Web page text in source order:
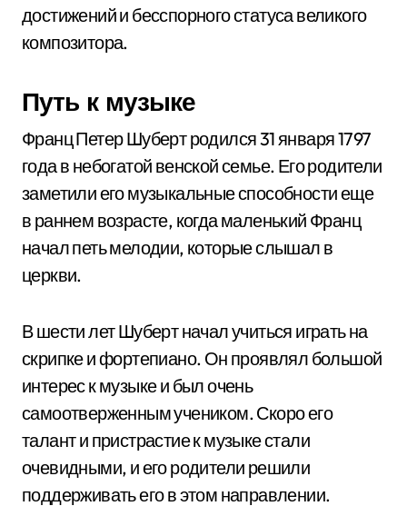
достижений и бесспорного статуса великого
композитора.
Путь к музыке
Франц Петер Шуберт родился 31 января 1797
года в небогатой венской семье. Его родители
заметили его музыкальные способности еще
в раннем возрасте, когда маленький Франц
начал петь мелодии, которые слышал в
церкви.
В шести лет Шуберт начал учиться играть на
скрипке и фортепиано. Он проявлял большой
интерес к музыке и был очень
самоотверженным учеником. Скоро его
талант и пристрастие к музыке стали
очевидными, и его родители решили
поддерживать его в этом направлении.